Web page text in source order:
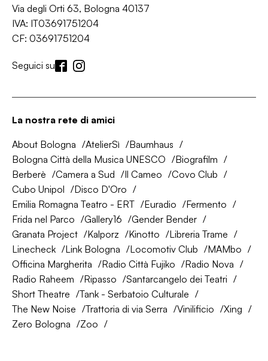
Via degli Orti 63, Bologna 40137
IVA: IT03691751204
CF: 03691751204
Seguici su
La nostra rete di amici
About Bologna AtelierSì
Baumhaus
Bologna Città della Musica UNESCO
Biografilm
Berberè
Camera a Sud Il Cameo
Covo Club
Cubo Unipol
Disco D'Oro
Emilia Romagna Teatro - ERT
Euradio
Fermento
Frida nel Parco
Gallery16
Gender Bender
Granata Project
Kalporz Kinotto
Libreria Trame
Linecheck
Link Bologna Locomotiv Club
MAMbo
Officina Margherita
Radio Città Fujiko
Radio Nova
Radio Raheem
Ripasso
Santarcangelo dei Teatri
Short Theatre
Tank - Serbatoio Culturale
The New Noise
Trattoria di via Serra Vinilificio
Xing
Zero Bologna
Zoo